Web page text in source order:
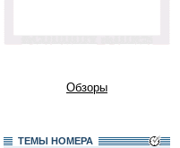
Обзоры
ТЕМЫ НОМЕРА